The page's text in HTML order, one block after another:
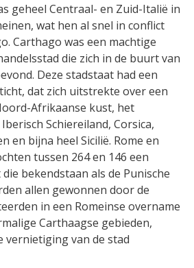
geheel Centraal- en Zuid-Italië in
wat hen al snel in conflict
Carthago was een machtige
die zich in de buurt van
Deze stadstaat had een
dat zich uitstrekte over een
Afrikaanse kust, het
Schiereiland, Corsica,
en bijna heel Sicilië. Rome en
tussen 264 en 146 een
bekendstaan als de Punische
allen gewonnen door de
in een Romeinse overname
Carthaagse gebieden,
vernietiging van de stad